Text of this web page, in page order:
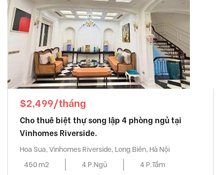
$2,499/tháng
Cho thuê biệt thự song lập 4 phòng ngủ tại
Vinhomes Riverside.
Hoa Sua, Vinhomes Riverside, Long Biên, Hà Nội
450 m2
4 P.Ngủ 4 P.Tắm